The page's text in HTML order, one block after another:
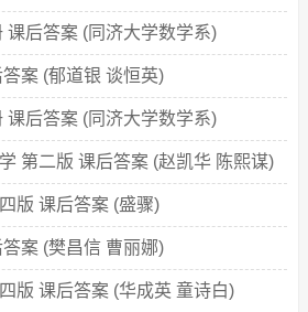
课后答案 (同济大学数学系)
案 (郁道银 谈恒英)
课后答案 (同济大学数学系)
第二版 课后答案 (赵凯华 陈熙谋)
版 课后答案 (盛骤)
案 (樊昌信 曹丽娜)
版 课后答案 (华成英 童诗白)